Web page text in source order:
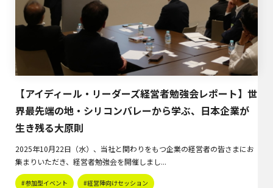
【アイディール・リーダーズ経営者勉強会レポート】世
界最先端の地・シリコンバレーから学ぶ、日本企業が
生き残る大原則
2025年10月22日（水）、当社と関わりをもつ企業の経営者の皆さまにお
集まりいただき、経営者勉強会を開催しまし...
#参加型イベント #経営陣向けセッション